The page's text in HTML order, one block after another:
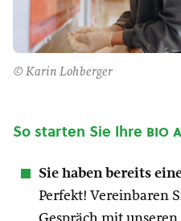
© Karin Lohberger
So starten Sie Ihre bio
Sie haben bereits
Perfekt! Vereinbaren